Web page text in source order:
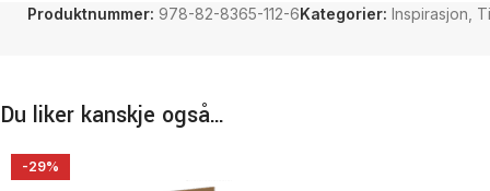
Produktnummer: 978-82-8365-112-6Kategorier: Inspirasjon
Du liker kanskje også…
-29%